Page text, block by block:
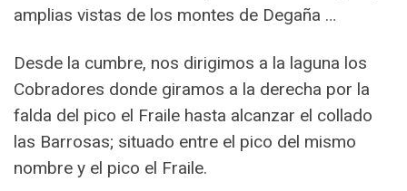
amplias vistas de los montes de Degaña …
Desde la cumbre, nos dirigimos a la laguna los
Cobradores donde giramos a la derecha por la
falda del pico el Fraile hasta alcanzar el collado
las Barrosas; situado entre el pico del mismo
nombre y el pico el Fraile.